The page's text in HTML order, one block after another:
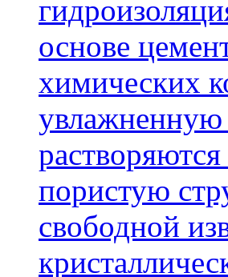
основе
химических
увлажненную
пористую
свободной